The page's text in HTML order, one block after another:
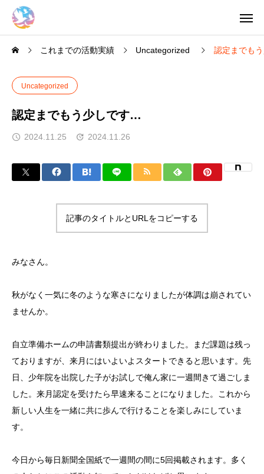
これまでの活動実績 Uncategorized 認定までも
Uncategorized
認定までもう少しです…
2024.11.25 2024.11.26
記事のタイトルとURLをコピーする
みなさん。
秋がなく一気に冬のような寒さになりましたが体調は崩されてい
ませんか。
自立準備ホームの申請書類提出が終わりました。まだ課題は残っ
ておりますが、来月にはいよいよスタートできると思います。先
日、少年院を出院した子がお試しで俺ん家に一週間きて過ごしま
した。来月認定を受けたら早速来ることになりました。これから
新しい人生を一緒に共に歩んで行けることを楽しみにしていま
す。
今日から毎日新聞全国紙で一週間の間に5回掲載されます。多く